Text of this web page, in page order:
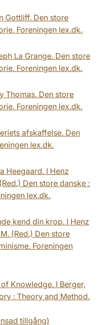
Gottliff. Den store
Foreningen lex.dk.
La Grange. Den store
Foreningen lex.dk.
Thomas. Den store
Foreningen lex.dk.
afskaffelse. Den
lex.dk.
Heegaard. I Henz
Den store danske :
lex.dk.
kend din krop. I Henz
(Red.) Den store
Foreningen
Knowledge. I Berger,
: Theory and Method.
tillgång)